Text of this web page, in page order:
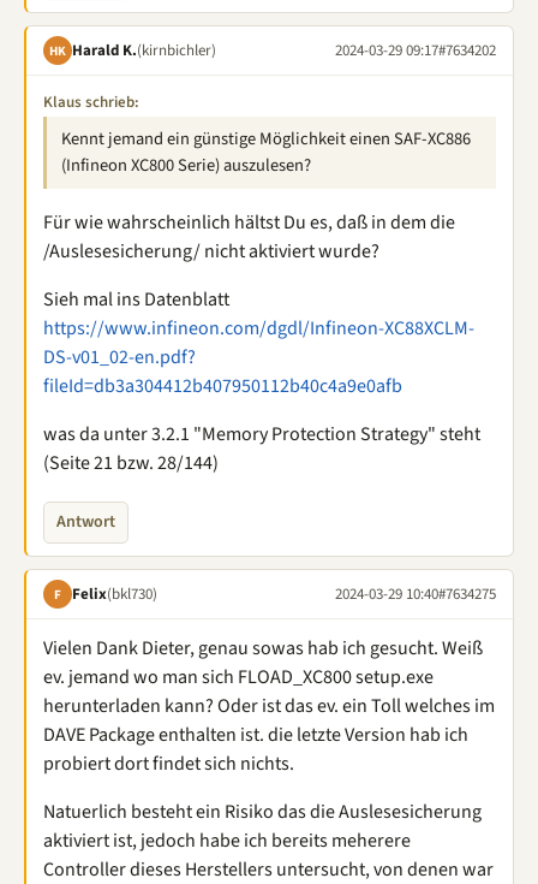
HK Harald K.(kirnbichler) 2024-03-29 09:17#7634202
Klaus schrieb:
Kennt jemand ein günstige Möglichkeit einen SAF-XC886
(Infineon XC800 Serie) auszulesen?
Für wie wahrscheinlich hältst Du es, daß in dem die
/Auslesesicherung/ nicht aktiviert wurde?
Sieh mal ins Datenblatt
https://www.infineon.com/dgdl/Infineon-XC88XCLM-
DS-v01_02-en.pdf?
fileId=db3a304412b407950112b40c4a9e0afb
was da unter 3.2.1 "Memory Protection Strategy" steht
(Seite 21 bzw. 28/144)
Antwort
F Felix(bkl730) 2024-03-29 10:40#7634275
Vielen Dank Dieter, genau sowas hab ich gesucht. Weiß
ev. jemand wo man sich FLOAD_XC800 setup.exe
herunterladen kann? Oder ist das ev. ein Toll welches im
DAVE Package enthalten ist. die letzte Version hab ich
probiert dort findet sich nichts.
Natuerlich besteht ein Risiko das die Auslesesicherung
aktiviert ist, jedoch habe ich bereits meherere
Controller dieses Herstellers untersucht, von denen war